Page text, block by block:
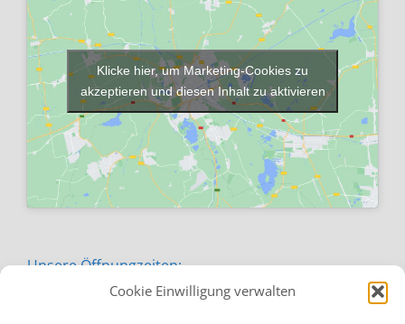
Cookie Einwilligung verwalten
Klicke hier, um Marketing-Cookies zu
akzeptieren und diesen Inhalt zu aktivieren
Unsere Öffnungzeiten: